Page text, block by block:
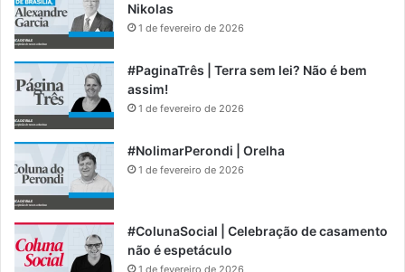
Nikolas
1 de fevereiro de 2026
#PaginaTrês | Terra sem lei? Não é bem
assim!
1 de fevereiro de 2026
#NolimarPerondi | Orelha
1 de fevereiro de 2026
#ColunaSocial | Celebração de casamento
não é espetáculo
1 de fevereiro de 2026